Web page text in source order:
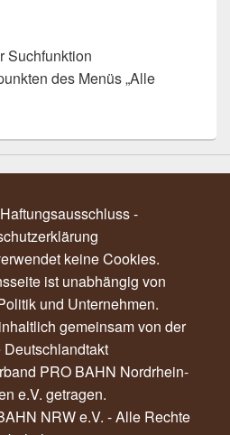
Suchfunktion
des Menüs „Alle
-
keine Cookies.
ist unabhängig von
und Unternehmen.
gemeinsam von der
Deutschlandtakt
PRO BAHN Nordrhein-
e.V. getragen.
NRW e.V. - Alle Rechte